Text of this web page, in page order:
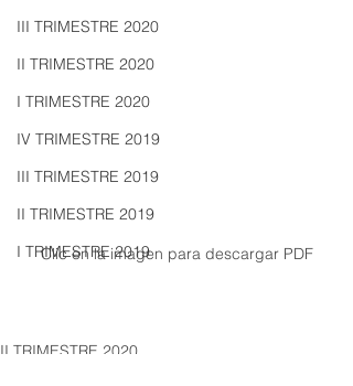
III TRIMESTRE 2020
II TRIMESTRE 2020
I TRIMESTRE 2020
IV TRIMESTRE 2019
III TRIMESTRE 2019
II TRIMESTRE 2019
I TRIMESTRE 2019
Clic en la imagen para descargar PDF
II TRIMESTRE 2020